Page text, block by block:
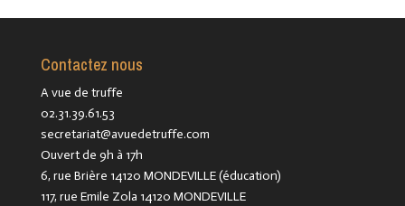
Contactez nous
A vue de truffe
02.31.39.61.53
secretariat@avuedetruffe.com
Ouvert de 9h à 17h
6, rue Brière 14120 MONDEVILLE (éducation)
117, rue Emile Zola 14120 MONDEVILLE